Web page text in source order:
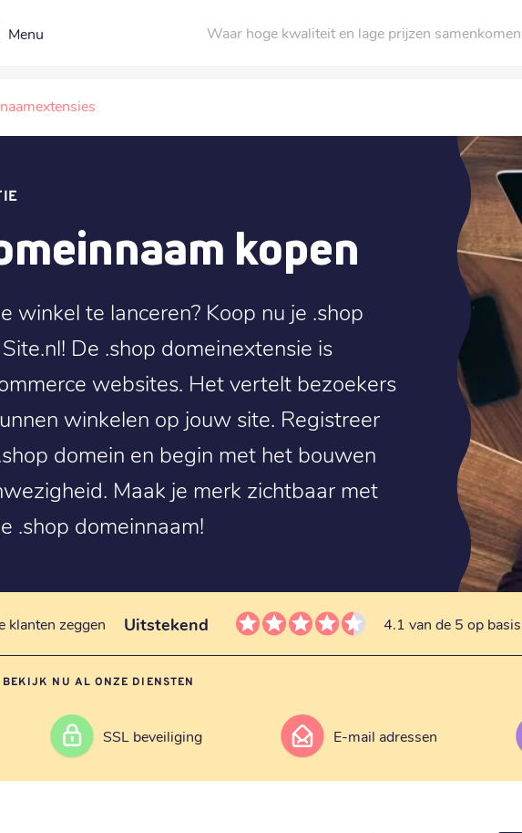
Menu Waar hoge kwaliteit en lage prijzen samenkomen
kopen
winkel te lanceren? Koop nu je .shop
De .shop domeinextensie is
websites. Het vertelt bezoekers
winkelen op jouw site. Registreer
domein en begin met het bouwen
Maak je merk zichtbaar met
.shop domeinnaam!
klanten zeggen Uitstekend 4.1 van de 5 op
BEKIJK NU AL ONZE DIENSTEN
SSL beveiliging E-mail adressen